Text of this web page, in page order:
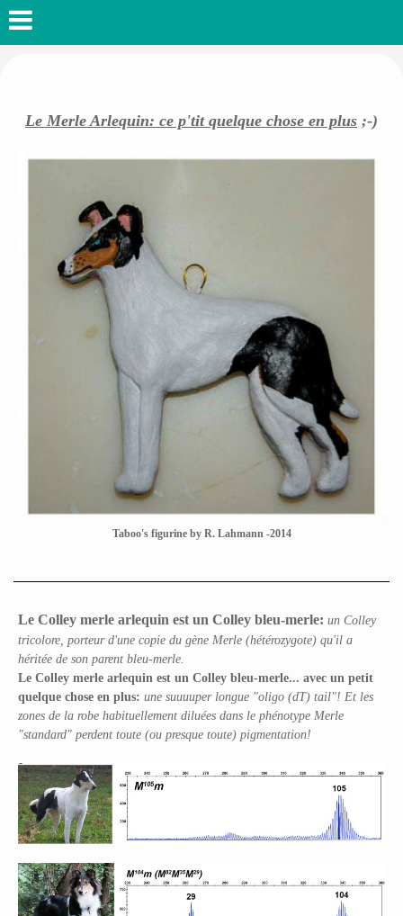
Le Merle Arlequin: ce p'tit quelque chose en plus ;-)
Taboo's figurine by R. Lahmann -2014
Le Colley merle arlequin est un Colley bleu-merle: un Colley
tricolore, porteur d'une copie du gène Merle (hétérozygote) qu'il a
héritée de son parent bleu-merle.
Le Colley merle arlequin est un Colley bleu-merle... avec un petit
quelque chose en plus: une suuuuper longue "oligo (dT) tail"! Et les
zones de la robe habituellement diluées dans le phénotype Merle
"standard" perdent toute (ou presque toute) pigmentation!